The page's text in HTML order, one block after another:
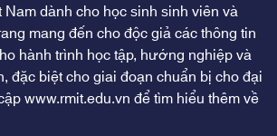
dành cho học sinh sinh viên và
mang đến cho độc giả các thông tin
hành trình học tập, hướng nghiệp và
đặc biệt cho giai đoạn chuẩn bị cho đại
www.rmit.edu.vnđể tìm hiểu thêm về